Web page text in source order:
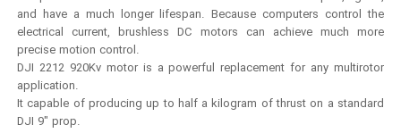
and have a much longer lifespan. Because computers control the
electrical current, brushless DC motors can achieve much more
precise motion control.
DJI 2212 920Kv motor is a powerful replacement for any multirotor
application.
It capable of producing up to half a kilogram of thrust on a standard
DJI 9" prop.